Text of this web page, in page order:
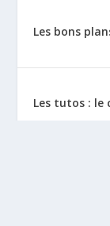
Les bons
Les tutos : le